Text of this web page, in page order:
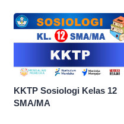
KKTP Sosiologi Kelas 12
SMA/MA